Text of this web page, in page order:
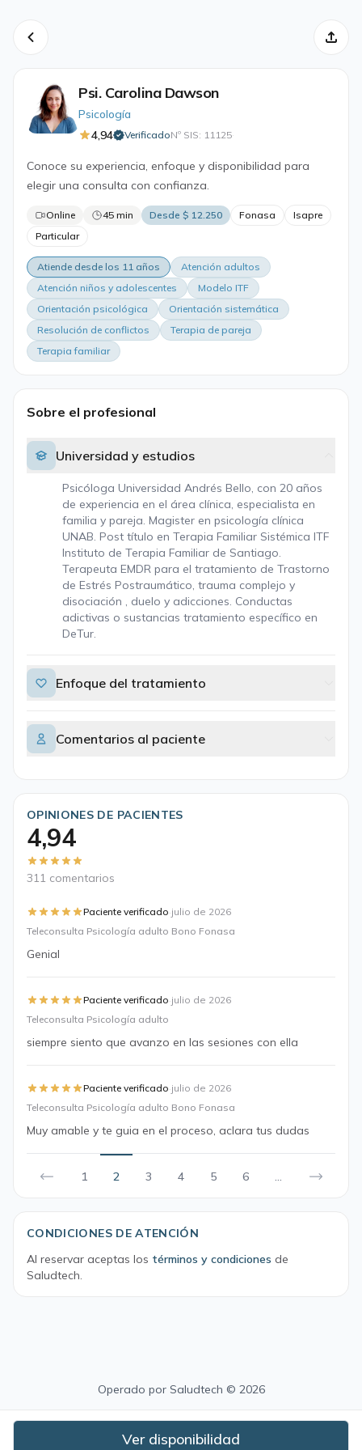
Psi. Carolina Dawson
Psicología
4,94
VerificadoNº SIS: 11125·
Conoce su experiencia, enfoque y disponibilidad para
elegir una consulta con confianza.
Online 45 min Desde $ 12.250 Fonasa
Isapre
Particular
Atiende desde los 11 años
Atención adultos
Atención niños y adolescentes
Modelo ITF
Orientación psicológica
Orientación sistemática
Resolución de conflictos
Terapia de pareja
Terapia familiar
Sobre el profesional
Universidad y estudios
Psicóloga Universidad Andrés Bello, con 20 años
de experiencia en el área clínica, especialista en
familia y pareja. Magister en psicología clínica
UNAB. Post título en Terapia Familiar Sistémica ITF
Instituto de Terapia Familiar de Santiago.
Terapeuta EMDR para el tratamiento de Trastorno
de Estrés Postraumático, trauma complejo y
disociación , duelo y adicciones. Conductas
adictivas o sustancias tratamiento específico en
DeTur.
Enfoque del tratamiento
Comentarios al paciente
OPINIONES DE PACIENTES
4,94
311 comentarios
Paciente verificado·julio de 2026
Teleconsulta Psicología adulto Bono Fonasa
Genial
Paciente verificado·julio de 2026
Teleconsulta Psicología adulto
siempre siento que avanzo en las sesiones con ella
Paciente verificado·julio de 2026
Teleconsulta Psicología adulto Bono Fonasa
Muy amable y te guia en el proceso, aclara tus dudas
1 2 3 4 5 6 ...
CONDICIONES DE ATENCIÓN
Al reservar aceptas los términos y condiciones de
Saludtech.
Ver disponibilidad
Operado por Saludtech © 2026